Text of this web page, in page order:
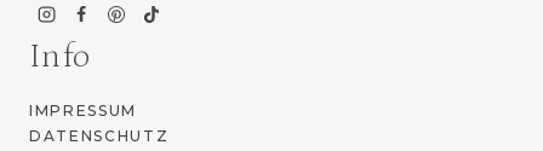
Info
IMPRESSUM
DATENSCHUTZ